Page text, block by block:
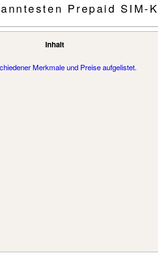
Prepaid SIM-
Inhalt
Merkmale und Preise aufgelistet.